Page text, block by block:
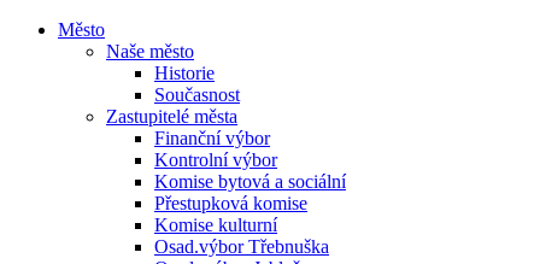
Město
Naše město
Historie
Současnost
Zastupitelé města
Finanční výbor
Kontrolní výbor
Komise bytová a sociální
Přestupková komise
Komise kulturní
Osad.výbor Třebnuška